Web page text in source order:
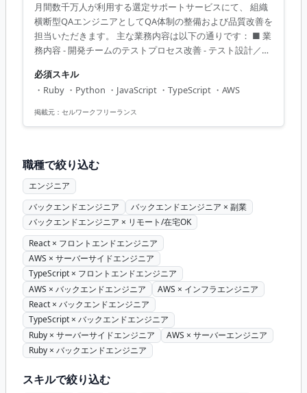
月間数千万人が利用する選定サポートサービスにて、 組織
横断型QAエンジニアとしてQA体制の整備および品質改善を
担当いただきます。 主な業務内容は以下の通りです： ■ 業
務内容 - 開発チームのテストプロセス改善 - テスト設計／テ
ー - プロダクト要求仕様整理および受入条件の明確化 - 障害
分析および改善施策の検討 - QA補助ツールの開発 【アピー
ルポイント】 - フルリモートで柔軟に働ける環境 - 大規模サ
必須スキル
・Ruby ・Python ・JavaScript ・TypeScript ・AWS
掲載元： セルワークフリーランス
職種で絞り込む
エンジニア
バックエンドエンジニア
バックエンドエンジニア × 副業
バックエンドエンジニア × リモート/在宅OK
React × フロントエンドエンジニア
AWS × サーバーサイドエンジニア
TypeScript × フロントエンドエンジニア
AWS × バックエンドエンジニア
AWS × インフラエンジニア
React × バックエンドエンジニア
TypeScript × バックエンドエンジニア
Ruby × サーバーサイドエンジニア
AWS × サーバーエンジニア
Ruby × バックエンドエンジニア
スキルで絞り込む